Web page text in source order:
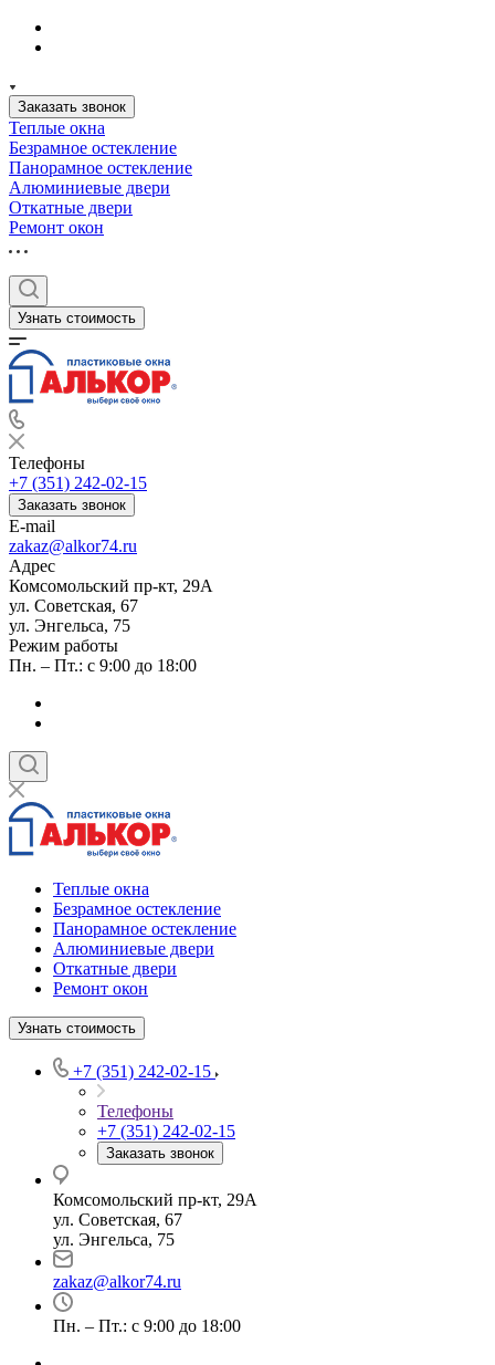
Заказать звонок
Теплые окна
Безрамное остекление
Панорамное остекление
Алюминиевые двери
Откатные двери
Ремонт окон
Узнать стоимость
Телефоны
+7 (351) 242-02-15
Заказать звонок
E-mail
zakaz@alkor74.ru
Адрес
Комсомольский пр-кт, 29А
ул. Советская, 67
ул. Энгельса, 75
Режим работы
Пн. – Пт.: с 9:00 до 18:00
Теплые окна
Безрамное остекление
Панорамное остекление
Алюминиевые двери
Откатные двери
Ремонт окон
Узнать стоимость
+7 (351) 242-02-15
Телефоны
+7 (351) 242-02-15
Заказать звонок
Комсомольский пр-кт, 29А
ул. Советская, 67
ул. Энгельса, 75
zakaz@alkor74.ru
Пн. – Пт.: с 9:00 до 18:00